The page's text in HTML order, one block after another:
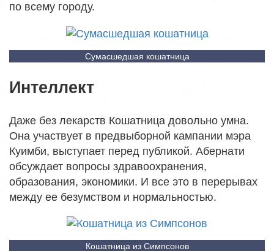
по всему городу.
Сумасшедшая кошатница
Интеллект
Даже без лекарств Кошатница довольно умна.
Она участвует в предвыборной кампании мэра
Куимби, выступает перед публикой. Абернати
обсуждает вопросы здравоохранения,
образования, экономики. И все это в перерывах
между ее безумством и нормальностью.
Кошатница из Симпсонов